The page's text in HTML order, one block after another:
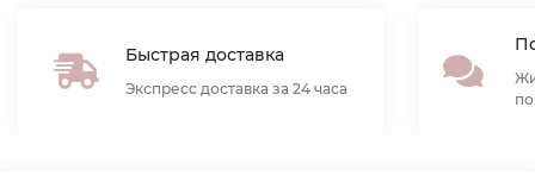
Быстрая доставка
Экспресс доставка за 24 часа